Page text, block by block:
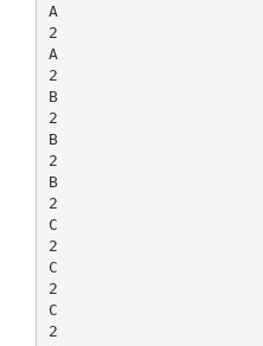
A
2
A
2
B
2
B
2
B
2
C
2
C
2
C
2